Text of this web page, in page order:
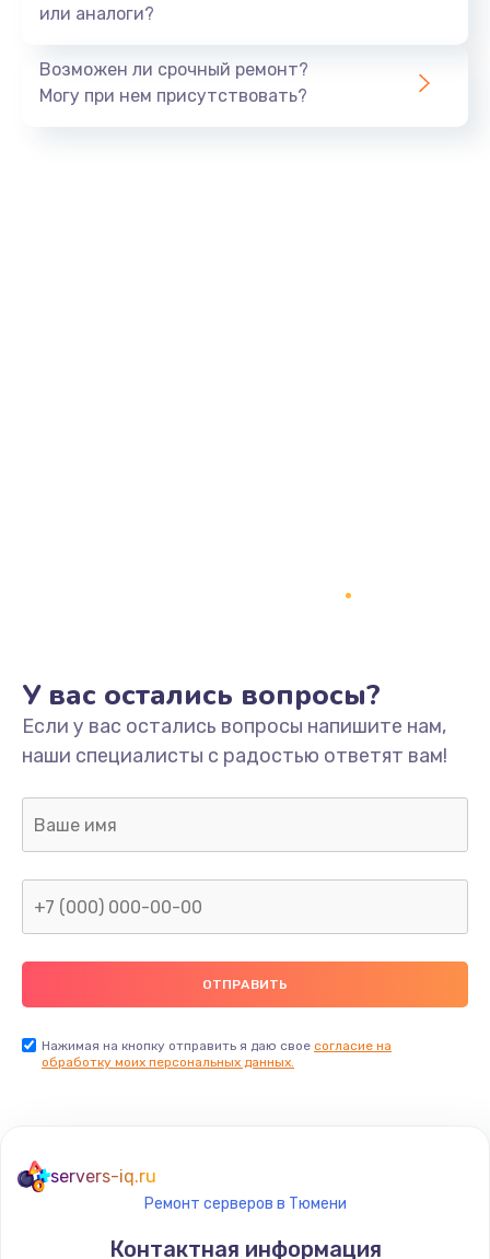
или аналоги?
Возможен ли срочный ремонт?
Могу при нем присутствовать?
У вас остались вопросы?
Если у вас остались вопросы напишите нам,
наши специалисты с радостью ответят вам!
Нажимая на кнопку отправить я даю свое согласие на
обработку моих персональных данных.
servers-iq.ru
Ремонт серверов в Тюмени
Контактная информация